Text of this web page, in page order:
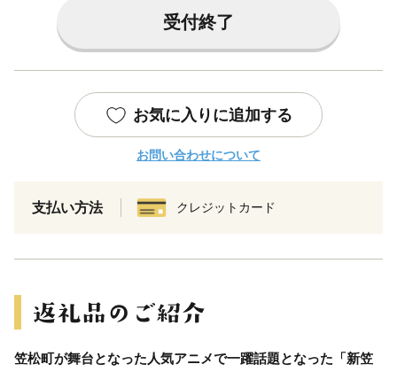
受付終了
お気に入りに追加する
お問い合わせについて
支払い方法 クレジットカード
笠松町が舞台となった人気アニメで一躍話題となった「新笠